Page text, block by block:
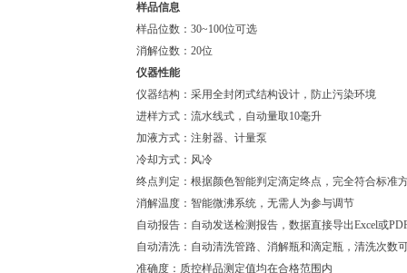
样品信息
样品位数：30~100位可选
消解位数：20位
仪器性能
仪器结构：采用全封闭式结构设计，防止污染环境
进样方式：流水线式，自动量取10毫升
加液方式：注射器、计量泵
冷却方式：风冷
终点判定：根据颜色智能判定滴定终点，完全符合标准
消解温度：智能微沸系统，无需人为参与调节
自动报告：自动发送检测报告，数据直接导出Excel或
自动清洗：自动清洗管路、消解瓶和滴定瓶，清洗次数
准确度：质控样品测定值均在合格范围内